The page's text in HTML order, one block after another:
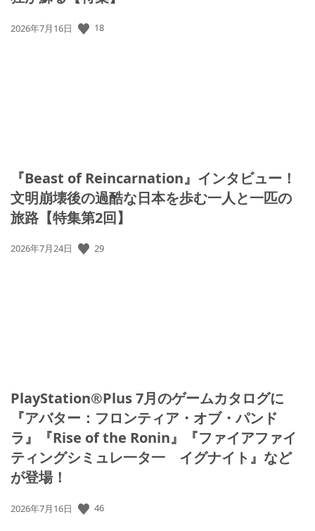
公
2026年7月16日 18
『Beast of Reincarnation』インタビュー！
文明崩壊後の過酷な日本を歩む一人と一匹の
旅路【特集第2回】
公
2026年7月24日 29
PlayStation®Plus 7月のゲームカタログに
『アバター：フロンティア・オブ・パンド
ラ』『Rise of the Ronin』『ファイアファイ
ティングシミュレ一タ一 イグナイト』など
が登場！
公
2026年7月16日 46